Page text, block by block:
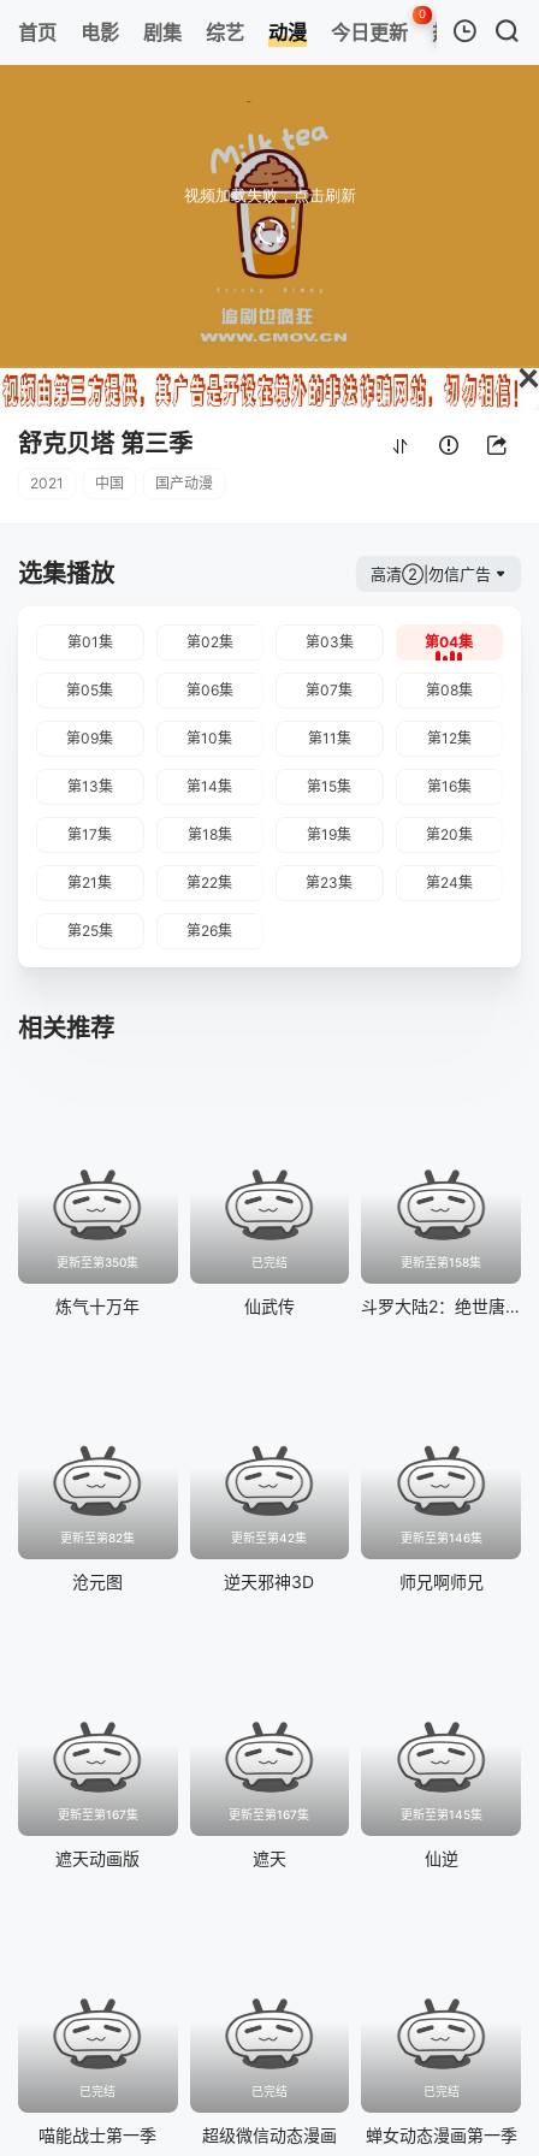
首页 电影 剧集 综艺 动漫 今日更新
0
热榜 APP
舒克贝塔 第三季
清空
舒克贝塔 第三季
2021 中国 国产动漫
选集播放 高清②|勿信广告
第01集 第02集 第03集 第04集
第05集 第06集 第07集 第08集
第09集 第10集 第11集 第12集
第13集 第14集 第15集 第16集
第17集 第18集 第19集 第20集
第21集 第22集 第23集 第24集
第25集 第26集
相关推荐
更新至第350集
炼气十万年
已完结
仙武传
更新至第158集
斗罗大陆2：绝世唐门
更新至第82集
沧元图
更新至第42集
逆天邪神3D
更新至第146集
师兄啊师兄
更新至第167集
遮天动画版
更新至第167集
遮天
更新至第145集
仙逆
已完结
喵能战士第一季
已完结
超级微信动态漫画
已完结
蝉女动态漫画第一季